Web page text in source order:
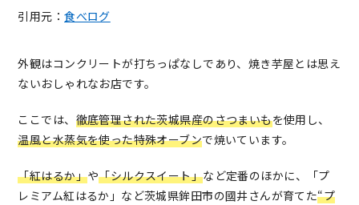
引用元：食べログ
外観はコンクリートが打ちっぱなしであり、焼き芋屋とは思え
ないおしゃれなお店です。
ここでは、 徹底管理された茨城県産のさつまいもを使用し、
温風と水蒸気を使った特殊オーブンで焼いています。
「紅はるか」や「シルクスイート」など定番のほかに、「プ
レミアム紅はるか」など茨城県鉾田市の國井さんが育てた“プ